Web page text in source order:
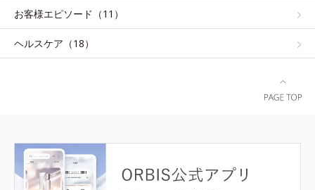
お客様エピソード（11）
ヘルスケア（18）